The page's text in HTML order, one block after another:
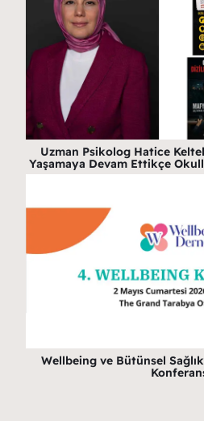
Uzman Psikolog Hatice
Yaşamaya Devam Ettikçe
Wellbeing ve Bütünsel